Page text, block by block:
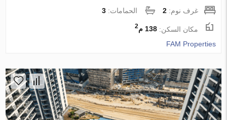
غرف نوم:2 الحمامات:3
مكان السكن:138 م 2
FAM Properties